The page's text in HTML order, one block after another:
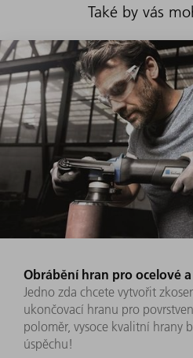
Také by vás
Obrábění hran pro ocelové
Jedno zda chcete vytvořit
ukončovací hranu pro
poloměr, vysoce kvalitní hrany
úspěchu!